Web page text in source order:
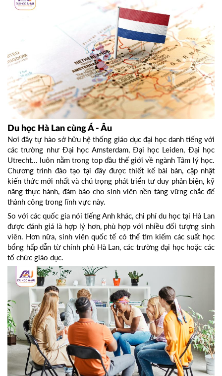
Du học Hà Lan cùng Á - Âu
Nơi đây tự hào sở hữu hệ thống giáo dục đại học danh tiếng với
các trường như Đại học Amsterdam, Đại học Leiden, Đại học
Utrecht... luôn nằm trong top đầu thế giới về ngành Tâm lý học.
Chương trình đào tạo tại đây được thiết kế bài bản, cập nhật
kiến thức mới nhất và chú trọng phát triển tư duy phản biện, kỹ
năng thực hành, đảm bảo cho sinh viên nền tảng vững chắc để
thành công trong lĩnh vực này.
So với các quốc gia nói tiếng Anh khác, chi phí du học tại Hà Lan
được đánh giá là hợp lý hơn, phù hợp với nhiều đối tượng sinh
viên. Hơn nữa, sinh viên quốc tế có thể tìm kiếm các suất học
bổng hấp dẫn từ chính phủ Hà Lan, các trường đại học hoặc các
tổ chức giáo dục.